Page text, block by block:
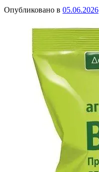
Опубликовано в 05.06.2026